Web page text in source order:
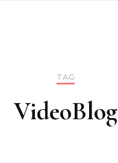
TAG
VideoBlog